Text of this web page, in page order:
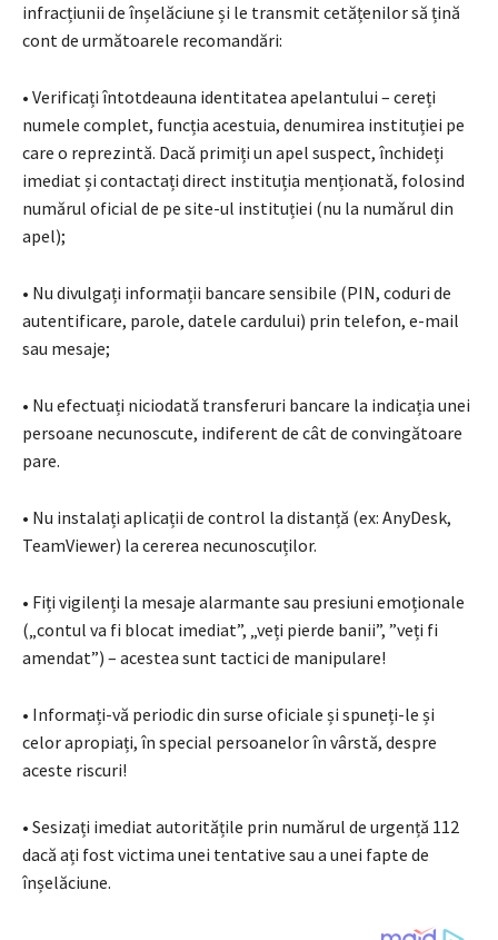
infracțiunii de înșelăciune și le transmit cetățenilor să țină
cont de următoarele recomandări:
• Verificați întotdeauna identitatea apelantului – cereți
numele complet, funcția acestuia, denumirea instituției pe
care o reprezintă. Dacă primiți un apel suspect, închideți
imediat și contactați direct instituția menționată, folosind
numărul oficial de pe site-ul instituției (nu la numărul din
apel);
• Nu divulgați informații bancare sensibile (PIN, coduri de
autentificare, parole, datele cardului) prin telefon, e-mail
sau mesaje;
• Nu efectuați niciodată transferuri bancare la indicația unei
persoane necunoscute, indiferent de cât de convingătoare
pare.
• Nu instalați aplicații de control la distanță (ex: AnyDesk,
TeamViewer) la cererea necunoscuților.
• Fiți vigilenți la mesaje alarmante sau presiuni emoționale
(„contul va fi blocat imediat”, „veți pierde banii”, ”veți fi
amendat”) – acestea sunt tactici de manipulare!
• Informați-vă periodic din surse oficiale și spuneți-le și
celor apropiați, în special persoanelor în vârstă, despre
aceste riscuri!
• Sesizați imediat autoritățile prin numărul de urgență 112
dacă ați fost victima unei tentative sau a unei fapte de
înșelăciune.